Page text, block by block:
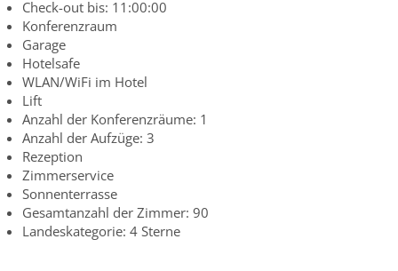
Check-out bis: 11:00:00
Konferenzraum
Garage
Hotelsafe
WLAN/WiFi im Hotel
Lift
Anzahl der Konferenzräume: 1
Anzahl der Aufzüge: 3
Rezeption
Zimmerservice
Sonnenterrasse
Gesamtanzahl der Zimmer: 90
Landeskategorie: 4 Sterne